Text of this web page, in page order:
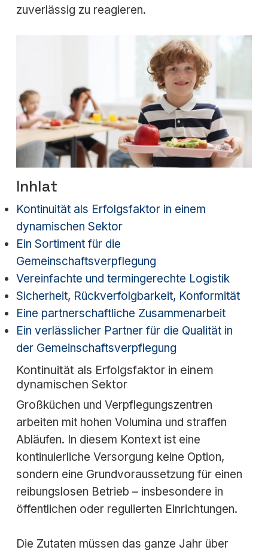
zuverlässig zu reagieren.
Inhlat
Kontinuität als Erfolgsfaktor in einem
dynamischen Sektor
Ein Sortiment für die
Gemeinschaftsverpflegung
Vereinfachte und termingerechte Logistik
Sicherheit, Rückverfolgbarkeit, Konformität
Eine partnerschaftliche Zusammenarbeit
Ein verlässlicher Partner für die Qualität in
der Gemeinschaftsverpflegung
Kontinuität als Erfolgsfaktor in einem
dynamischen Sektor
Großküchen und Verpflegungszentren
arbeiten mit hohen Volumina und straffen
Abläufen. In diesem Kontext ist eine
kontinuierliche Versorgung keine Option,
sondern eine Grundvoraussetzung für einen
reibungslosen Betrieb – insbesondere in
öffentlichen oder regulierten Einrichtungen.
Die Zutaten müssen das ganze Jahr über